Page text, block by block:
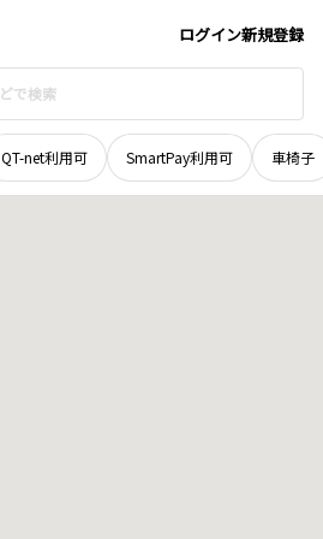
ログイン新規登録
QT-net利用可 SmartPay利用可 車椅子